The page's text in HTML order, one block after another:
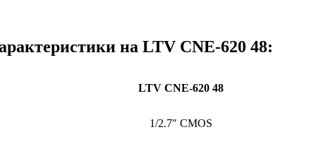
на LTV CNE-620 48:
LTV CNE-620 48
1/2.7" CMOS